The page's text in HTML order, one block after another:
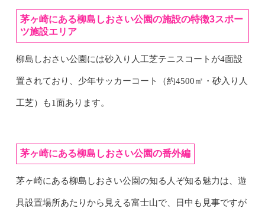
茅ヶ崎にある柳島しおさい公園の施設の特徴3スポー
ツ施設エリア
柳島しおさい公園には砂入り人工芝テニスコートが4面設
置されており、少年サッカーコート（約4500㎡・砂入り人
工芝）も1面あります。
茅ヶ崎にある柳島しおさい公園の番外編
茅ヶ崎にある柳島しおさい公園の知る人ぞ知る魅力は、遊
具設置場所あたりから見える富士山で、日中も見事ですが